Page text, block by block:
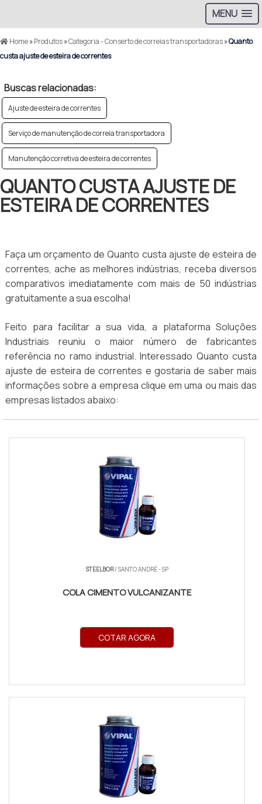
MENU
Home»Produtos»Categoria - Conserto de correias transportadoras»Quanto
custa ajuste de esteira de correntes
Buscas relacionadas:
Ajuste de esteira de correntes
Serviço de manutenção de correia transportadora
Manutenção corretiva de esteira de correntes
QUANTO CUSTA AJUSTE DE
ESTEIRA DE CORRENTES
Faça um orçamento de Quanto custa ajuste de esteira de
correntes, ache as melhores indústrias, receba diversos
comparativos imediatamente com mais de 50 indústrias
gratuitamente a sua escolha!
Feito para facilitar a sua vida, a plataforma Soluções
Industriais reuniu o maior número de fabricantes
referência no ramo industrial. Interessado Quanto custa
ajuste de esteira de correntes e gostaria de saber mais
informações sobre a empresa clique em uma ou mais das
empresas listados abaixo:
STEELBOR/ SANTO ANDRÉ - SP
COLA CIMENTO VULCANIZANTE
COTAR AGORA